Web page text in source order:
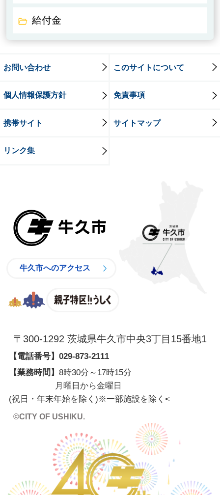
給付金
お問い合わせ このサイトについて
個人情報保護方針 免責事項
携帯サイト サイトマップ
リンク集
牛久市へのアクセス
〒300-1292 茨城県牛久市中央3丁目15番地1
【電話番号】 029-873-2111
【業務時間】 8時30分～17時15分
月曜日から金曜日
(祝日・年末年始を除く)※一部施設を除く <
©CITY OF USHIKU.